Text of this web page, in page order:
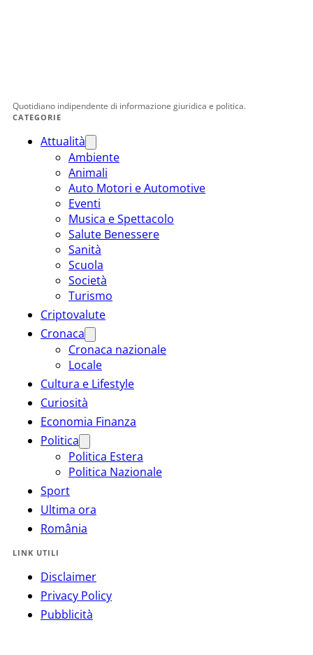
Quotidiano indipendente di informazione giuridica e politica.
CATEGORIE
Attualità
Ambiente
Animali
Auto Motori e Automotive
Eventi
Musica e Spettacolo
Salute Benessere
Sanità
Scuola
Società
Turismo
Criptovalute
Cronaca
Cronaca nazionale
Locale
Cultura e Lifestyle
Curiosità
Economia Finanza
Politica
Politica Estera
Politica Nazionale
Sport
Ultima ora
România
LINK UTILI
Disclaimer
Privacy Policy
Pubblicità